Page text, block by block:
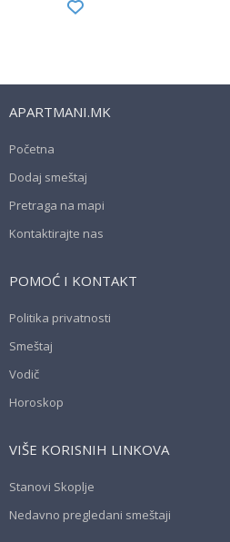
APARTMANI.MK
Početna
Dodaj smeštaj
Pretraga na mapi
Kontaktirajte nas
POMOĆ I KONTAKT
Politika privatnosti
Smeštaj
Vodič
Horoskop
VIŠE KORISNIH LINKOVA
Stanovi Skoplje
Nedavno pregledani smeštaji